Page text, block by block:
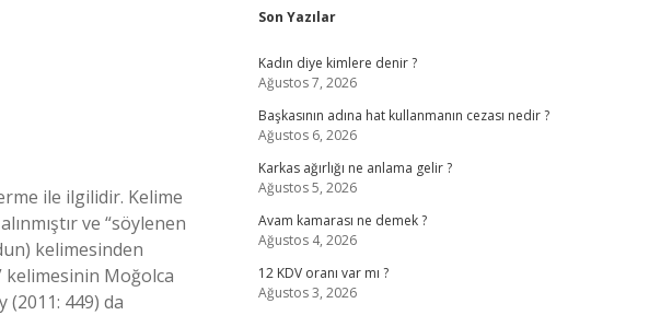
ile ilgilidir. Kelime
kelimesinden
kelimesinin Moğolca
449) da
Sidebar
Son Yazılar
Kadın diye kimlere denir ?
Ağustos 7, 2026
Başkasının adına hat kullanmanın cezası nedir ?
Ağustos 6, 2026
Karkas ağırlığı ne anlama gelir ?
Ağustos 5, 2026
Avam kamarası ne demek ?
Ağustos 4, 2026
12 KDV oranı var mı ?
Ağustos 3, 2026